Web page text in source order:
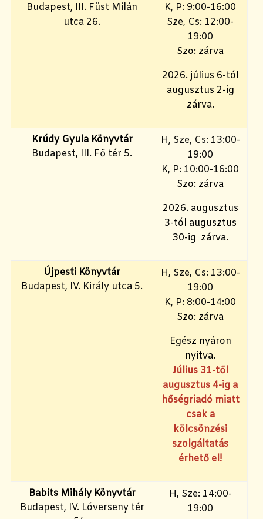
Budapest, III. Füst Milán
utca 26.
K, P: 9:00-16:00
Sze, Cs: 12:00-
19:00
Szo: zárva
2026. július 6-tól
augusztus 2-ig
zárva.
Krúdy Gyula Könyvtár
Budapest, III. Fő tér 5.
H, Sze, Cs: 13:00-
19:00
K, P: 10:00-16:00
Szo: zárva
2026. augusztus
3-tól augusztus
30-ig zárva.
Újpesti Könyvtár
Budapest, IV. Király utca 5.
H, Sze, Cs: 13:00-
19:00
K, P: 8:00-14:00
Szo: zárva
Egész nyáron
nyitva.
Július 31-től
augusztus 4-ig a
hőségriadó miatt
csak a
kölcsönzési
szolgáltatás
érhető el!
Babits Mihály Könyvtár
Budapest, IV. Lóverseny tér
H, Sze: 14:00-
19:00